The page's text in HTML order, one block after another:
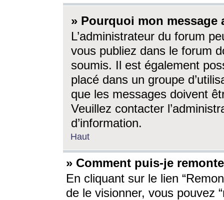
» Pourquoi mon message
L’administrateur du forum
vous publiez dans le forum
soumis. Il est également
placé dans un groupe
que les messages doivent
Veuillez contacter
d’information.
Haut
» Comment puis-je
En cliquant sur le lien
de le visionner, vous pouvez